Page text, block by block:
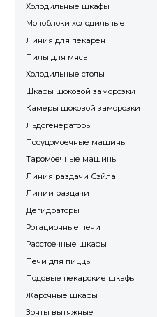
Холодильные шкафы
Моноблоки холодильные
Линия для пекарен
Пилы для мяса
Холодильные столы
Шкафы шоковой заморозки
Камеры шоковой заморозки
Льдогенераторы
Посудомоечные машины
Таромоечные машины
Линия раздачи Сэйла
Линии раздачи
Дегидраторы
Ротационные печи
Расстоечные шкафы
Печи для пиццы
Подовые пекарские шкафы
Жарочные шкафы
Зонты вытяжные